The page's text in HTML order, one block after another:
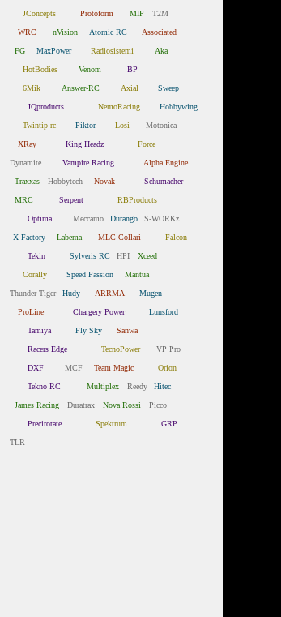
JConcepts Protoform MIP T2M
WRC nVision Atomic RC Associated
FG MaxPower Radiosistemi Aka
HotBodies Venom BP
6Mik Answer-RC Axial Sweep
JQproducts NemoRacing Hobbywing
Twintip-rc Piktor Losi Motonica
XRay King Headz Force
Dynamite Vampire Racing Alpha Engine
Traxxas Hobbytech Novak Schumacher
MRC Serpent RBProducts
Optima Meccamo Durango S-WORKz
X Factory Labema MLC Collari Falcon
Tekin Sylveris RC HPI Xceed
Corally Speed Passion Mantua
Thunder Tiger Hudy ARRMA Mugen
ProLine Chargery Power Lunsford
Tamiya Fly Sky Sanwa
Racers Edge TecnoPower VP Pro
DXF MCF Team Magic Orion
Tekno RC Multiplex Reedy Hitec
James Racing Duratrax Nova Rossi Picco
Precirotate Spektrum GRP
TLR